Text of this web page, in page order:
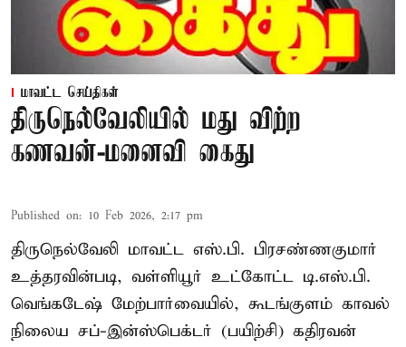
மாவட்ட செய்திகள்
திருநெல்வேலியில் மது விற்ற
கணவன்-மனைவி கைது
Published on: 10 Feb 2026, 2:17 pm
திருநெல்வேலி மாவட்ட எஸ்.பி. பிரசண்ணகுமார்
உத்தரவின்படி, வள்ளியூர் உட்கோட்ட டி.எஸ்.பி.
வெங்கடேஷ் மேற்பார்வையில், கூடங்குளம் காவல்
நிலைய சப்-இன்ஸ்பெக்டர் (பயிற்சி) கதிரவன்